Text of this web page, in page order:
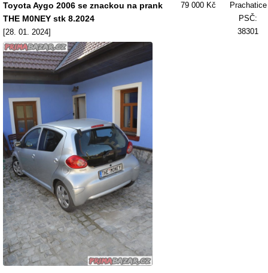
Toyota Aygo 2006 se znackou na prank
THE M0NEY stk 8.2024
[28. 01. 2024]
79 000 Kč
Prachatice
PSČ:
38301